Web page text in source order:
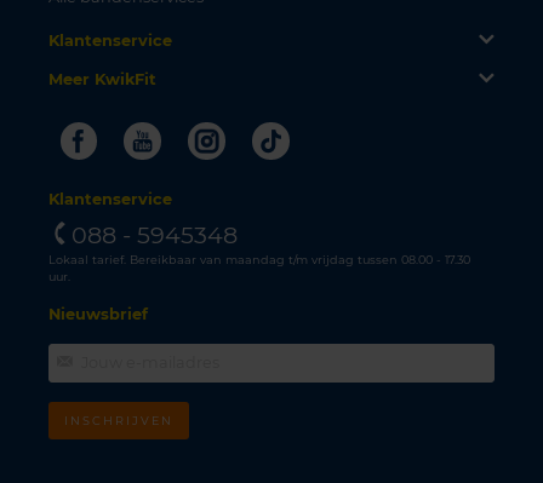
Klantenservice
Meer KwikFit
FacebookYoutubeInstagram
Tiktok
Klantenservice
088 - 5945348
Lokaal tarief. Bereikbaar van maandag t/m vrijdag tussen 08.00 - 17.30
uur.
Nieuwsbrief
INSCHRIJVEN